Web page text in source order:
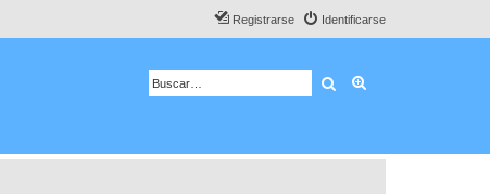
Identificarse
Registrarse
Buscar